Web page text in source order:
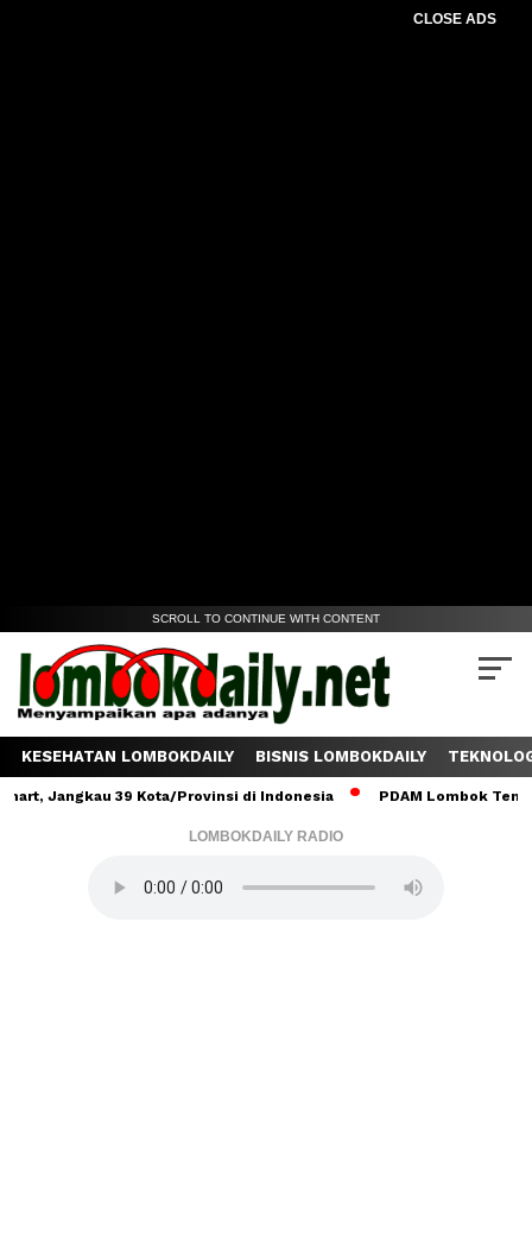
CLOSE ADS
SCROLL TO CONTINUE WITH CONTENT
KESEHATAN LOMBOKDAILY BISNIS LOMBOKDAILY
39 Kota/Provinsi di Indonesia PDAM Lombok Tengah
LOMBOKDAILY RADIO